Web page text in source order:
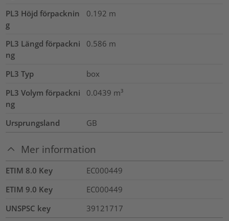
PL3 Höjd förpacknin
g
0.192 m
PL3 Längd förpackni
ng
0.586 m
PL3 Typ
box
PL3 Volym förpackni
ng
0.0439 m³
Ursprungsland GB
Mer information
ETIM 8.0 Key
EC000449
ETIM 9.0 Key
EC000449
UNSPSC key
39121717